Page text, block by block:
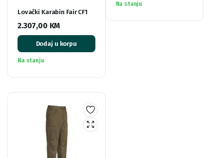
Lovački Karabin Fair CF1
2.307,00 KM
Dodaj u korpu
Na stanju
Na stanju